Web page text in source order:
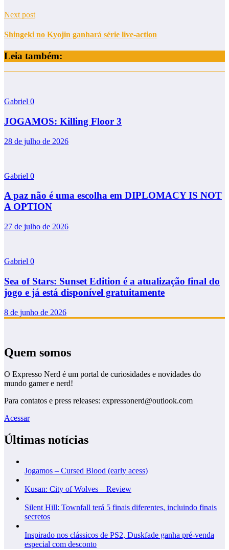
Next post
Shingeki no Kyojin ganhará série live-action
Leia também:
Gabriel 0
JOGAMOS: Killing Floor 3
28 de julho de 2026
Gabriel 0
A paz não é uma escolha em DIPLOMACY IS NOT
A OPTION
27 de julho de 2026
Gabriel 0
Sea of Stars: Sunset Edition é a atualização final do
jogo e já está disponível gratuitamente
8 de junho de 2026
Quem somos
O Expresso Nerd é um portal de curiosidades e novidades do
mundo gamer e nerd!
Para contatos e press releases: expressonerd@outlook.com
Acessar
Últimas notícias
Jogamos – Cursed Blood (early acess)
Kusan: City of Wolves – Review
Silent Hill: Townfall terá 5 finais diferentes, incluindo finais
secretos
Inspirado nos clássicos de PS2, Duskfade ganha pré-venda
especial com desconto